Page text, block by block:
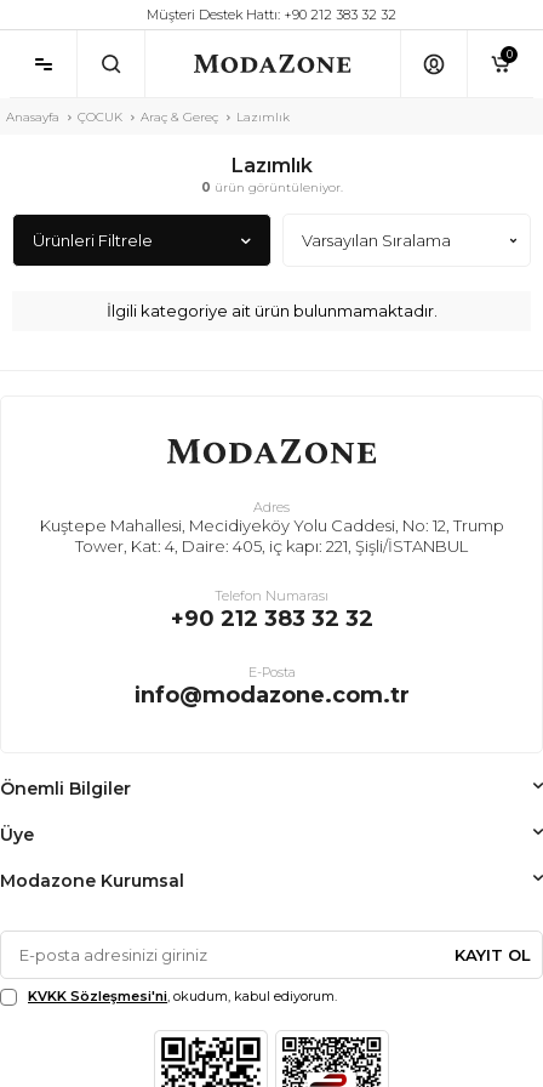
Müşteri Destek Hattı: +90 212 383 32 32
0
Anasayfa ÇOCUK Araç & Gereç Lazımlık
Lazımlık
0 ürün görüntüleniyor.
Ürünleri Filtrele
İlgili kategoriye ait ürün bulunmamaktadır.
Adres
Kuştepe Mahallesi, Mecidiyeköy Yolu Caddesi, No: 12, Trump
Tower, Kat: 4, Daire: 405, iç kapı: 221, Şişli/İSTANBUL
Telefon Numarası
+90 212 383 32 32
E-Posta
info@modazone.com.tr
Önemli Bilgiler
Üye
Modazone Kurumsal
KAYIT OL
KVKK Sözleşmesi'ni, okudum, kabul ediyorum.